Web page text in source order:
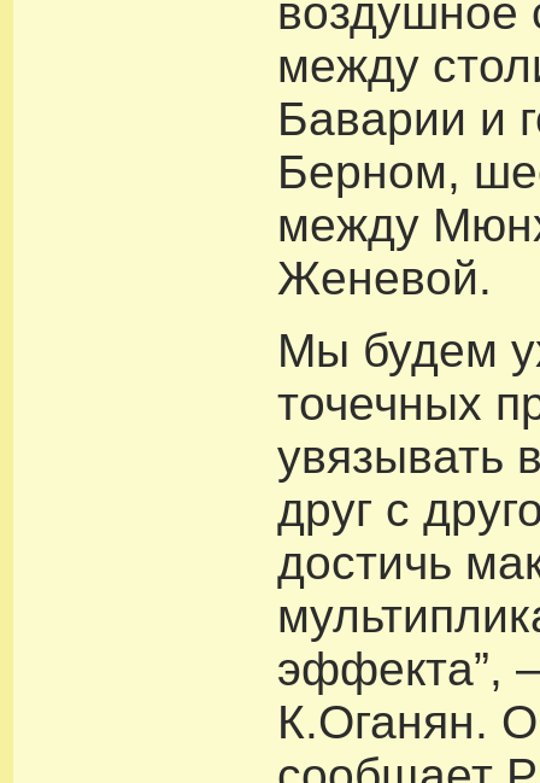
воздушное
между
Баварии и
Берном,
между
Женевой.
Мы будем
точечных
увязывать
друг с
достичь
эффекта”,
К.Оганян.